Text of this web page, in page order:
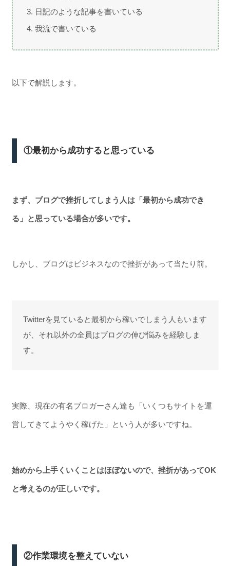
日記のような記事を書いている
我流で書いている
以下で解説します。
①最初から成功すると思っている
まず、ブログで挫折してしまう人は「最初から成功でき
る」と思っている場合が多いです。
しかし、ブログはビジネスなので挫折があって当たり前。
Twitterを見ていると最初から稼いでしまう人もいます
が、それ以外の全員はブログの伸び悩みを経験しま
す。
実際、現在の有名ブロガーさん達も「いくつもサイトを運
営してきてようやく稼げた」という人が多いですね。
始めから上手くいくことはほぼないので、挫折があってOK
と考えるのが正しいです。
②作業環境を整えていない